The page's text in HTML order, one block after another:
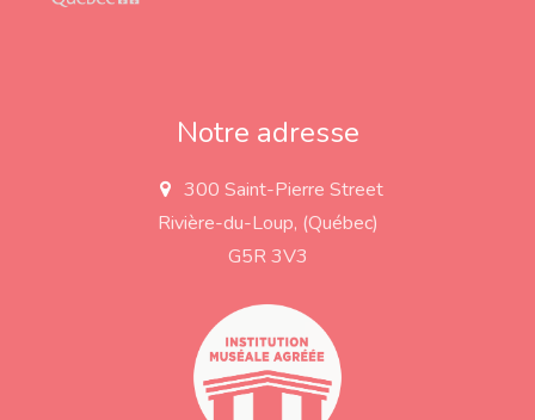
Notre adresse
a
d
300 Saint-Pierre Street
Rivière-du-Loup, (Québec)
G5R 3V3